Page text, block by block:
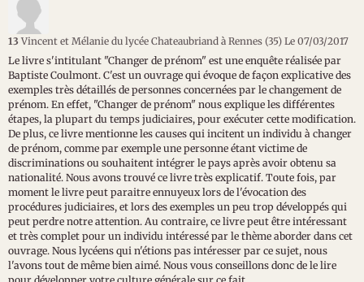
13 Vincent et Mélanie du lycée Chateaubriand à Rennes (35) Le 07/03/2017
Le livre s'intitulant "Changer de prénom" est une enquête réalisée par
Baptiste Coulmont. C'est un ouvrage qui évoque de façon explicative des
exemples très détaillés de personnes concernées par le changement de
prénom. En effet, "Changer de prénom" nous explique les différentes
étapes, la plupart du temps judiciaires, pour exécuter cette modification.
De plus, ce livre mentionne les causes qui incitent un individu à changer
de prénom, comme par exemple une personne étant victime de
discriminations ou souhaitent intégrer le pays après avoir obtenu sa
nationalité. Nous avons trouvé ce livre très explicatif. Toute fois, par
moment le livre peut paraitre ennuyeux lors de l'évocation des
procédures judiciaires, et lors des exemples un peu trop développés qui
peut perdre notre attention. Au contraire, ce livre peut être intéressant
et très complet pour un individu intéressé par le thème aborder dans cet
ouvrage. Nous lycéens qui n'étions pas intéresser par ce sujet, nous
l'avons tout de même bien aimé. Nous vous conseillons donc de le lire